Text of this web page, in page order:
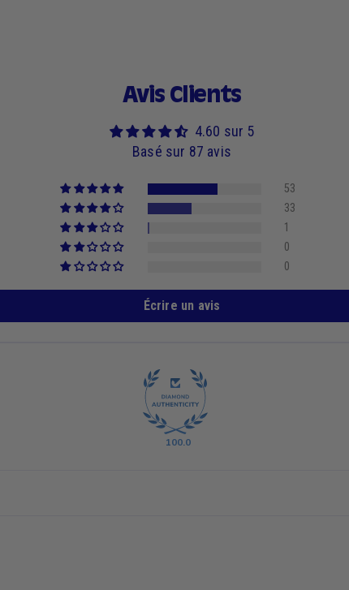
Avis Clients
4.60 sur 5
Basé sur 87 avis
53
33
1
0
0
Écrire un avis
100.0